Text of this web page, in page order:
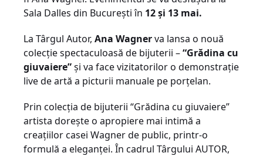
Sala Dalles din Bucureşti în 12 şi 13 mai.
La Târgul Autor, Ana Wagnerva lansa o nouă
colecţie spectaculoasă de bijuterii –“Grădina cu
giuvaiere”şi va face vizitatorilor o demonstraţie
live de artă a picturii manuale pe porţelan.
Prin colecţia de bijuterii “Grădina cu giuvaiere”
artista doreşte o apropiere mai intimă a
creaţiilor casei Wagner de public, printr-o
formulă a eleganţei. În cadrul Târgului AUTOR,